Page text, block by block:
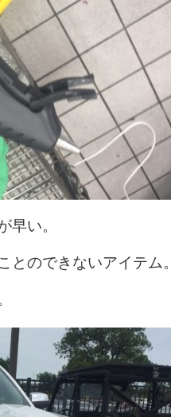
早い。
とのできないアイテム。